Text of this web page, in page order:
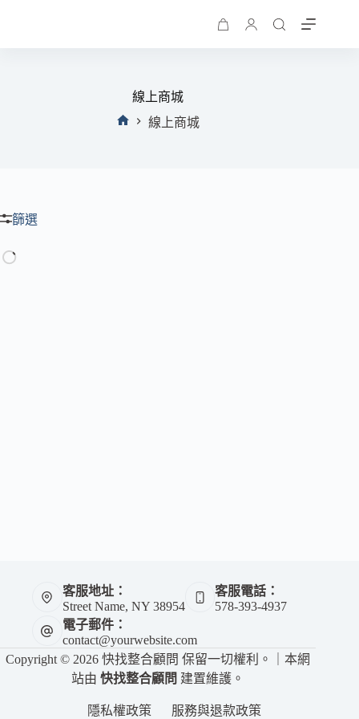
購
線上商城
線上商城
篩選
客服地址：
Street Name, NY 38954
客服電話：
578-393-4937
電子郵件：
contact@yourwebsite.com
Copyright © 2026 快找整合顧問 保留一切權利。｜本網
站由快找整合顧問 建置維護。
隱私權政策 服務與退款政策